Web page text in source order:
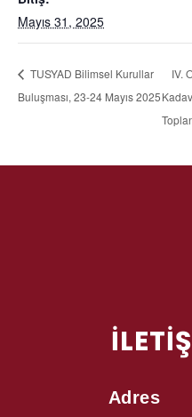
Mayıs 31, 2025
TUSYAD Bilimsel Kurullar
Buluşması, 23-24 Mayıs 2025
IV.
Adres